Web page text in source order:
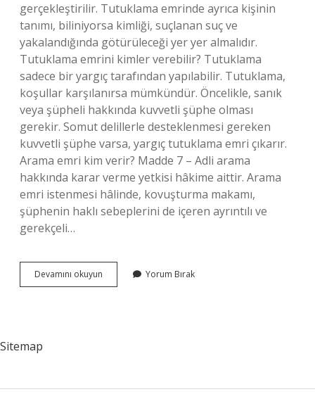
gerçekleştirilir. Tutuklama emrinde ayrıca kişinin
tanımı, biliniyorsa kimliği, suçlanan suç ve
yakalandığında götürüleceği yer yer almalıdır.
Tutuklama emrini kimler verebilir? Tutuklama
sadece bir yargıç tarafından yapılabilir. Tutuklama,
koşullar karşılanırsa mümkündür. Öncelikle, sanık
veya şüpheli hakkında kuvvetli şüphe olması
gerekir. Somut delillerle desteklenmesi gereken
kuvvetli şüphe varsa, yargıç tutuklama emri çıkarır.
Arama emri kim verir? Madde 7 – Adli arama
hakkında karar verme yetkisi hâkime aittir. Arama
emri istenmesi hâlinde, kovuşturma makamı,
şüphenin haklı sebeplerini de içeren ayrıntılı ve
gerekçeli…
Devamını okuyun
Kim
Yorum Bırak
Sitemap